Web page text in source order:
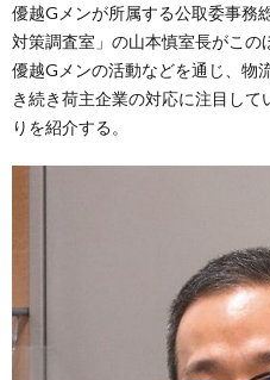
優越Gメンが所属する公取委事務
対策調査室」の山本慎室長がこの
優越Gメンの活動などを通じ、物
き続き荷主企業の対応に注目し
りを紹介する。